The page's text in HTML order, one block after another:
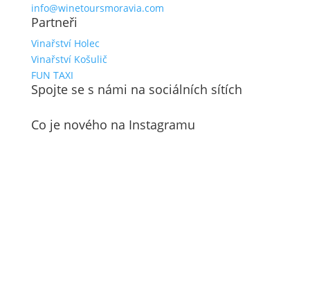
info@winetoursmoravia.com
Partneři
Vinařství Holec
Vinařství Košulič
FUN TAXI
Spojte se s námi na sociálních sítích
Co je nového na Instagramu